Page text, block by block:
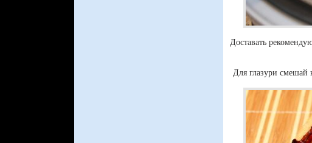
Доставать
Для глазури смешай